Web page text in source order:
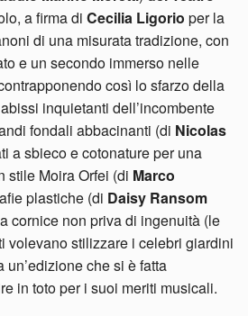
a firma di Cecilia Ligorio per la
di una misurata tradizione, con
e un secondo immerso nelle
così lo sfarzo della
inquietanti dell’incombente
fondali abbacinanti (di Nicolas
a sbieco e cotonature per una
stile Moira Orfei (di Marco
plastiche (di Daisy Ransom
cornice non priva di ingenuità (le
volevano stilizzare i celebri giardini
che si è fatta
in toto per i suoi meriti musicali.